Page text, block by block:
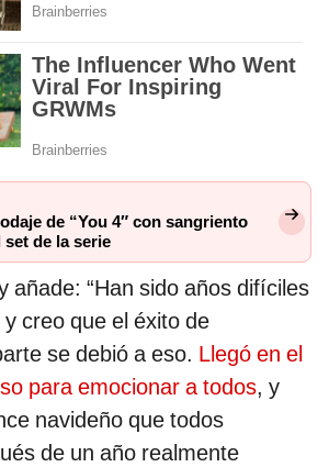
de “You 4″ con sangriento
set de la serie
añade: “Han sido años difíciles
creo que el éxito de
se debió a eso. Llegó en el
para emocionar a todos, y
navideño que todos
de un año realmente